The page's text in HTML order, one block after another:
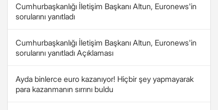
Cumhurbaşkanlığı İletişim Başkanı Altun, Euronews'in
sorularını yanıtladı
Cumhurbaşkanlığı İletişim Başkanı Altun, Euronews'in
sorularını yanıtladı Açıklaması
Ayda binlerce euro kazanıyor! Hiçbir şey yapmayarak
para kazanmanın sırrını buldu